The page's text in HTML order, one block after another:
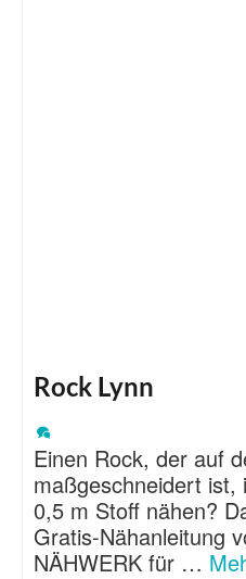
Rock Lynn
Einen Rock, der auf
maßgeschneidert ist,
0,5 m Stoff nähen?
Gratis-Nähanleitung
NÄHWERK für …